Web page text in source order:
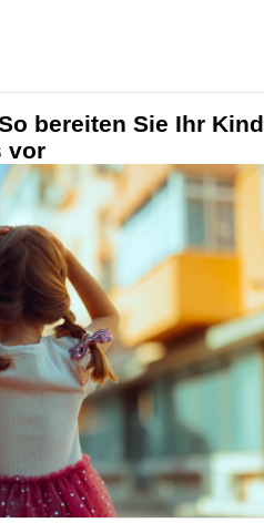
bereiten Sie Ihr Kind
vor